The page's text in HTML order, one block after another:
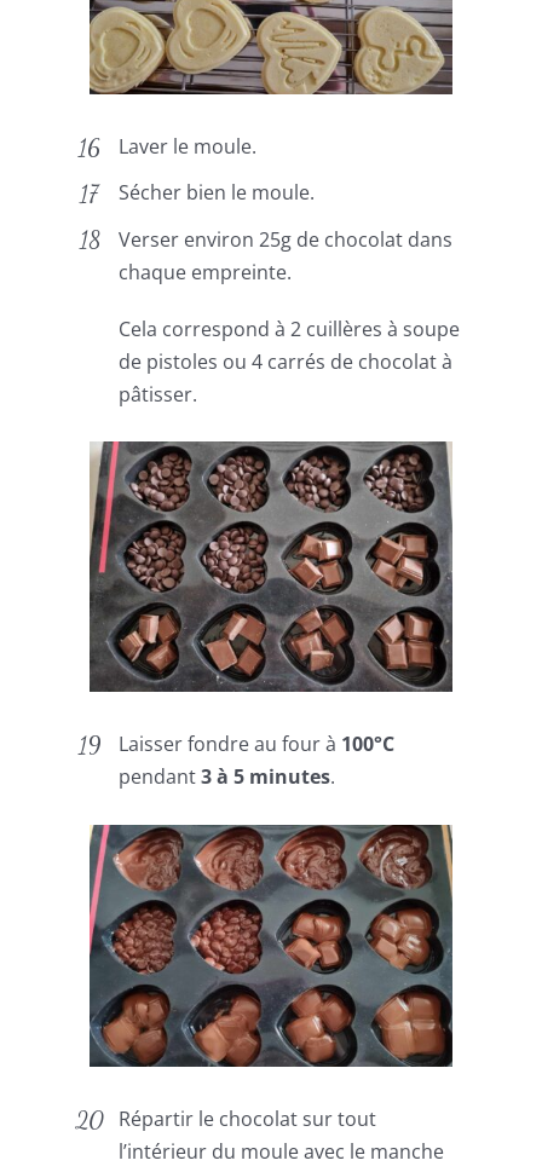
Laver le moule.
Sécher bien le moule.
Verser environ 25g de chocolat dans
chaque empreinte.
Cela correspond à 2 cuillères à soupe
de pistoles ou 4 carrés de chocolat à
pâtisser.
Laisser fondre au four à 100°C
pendant3 à 5 minutes.
Répartir le chocolat sur tout
l’intérieur du moule avec le manche